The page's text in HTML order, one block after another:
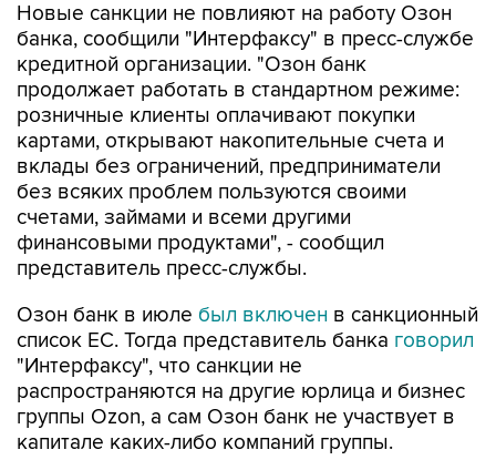
Новые санкции не повлияют на работу Озон
банка, сообщили "Интерфаксу" в пресс-службе
кредитной организации. "Озон банк
продолжает работать в стандартном режиме:
розничные клиенты оплачивают покупки
картами, открывают накопительные счета и
вклады без ограничений, предприниматели
без всяких проблем пользуются своими
счетами, займами и всеми другими
финансовыми продуктами", - сообщил
представитель пресс-службы.
Озон банк в июле был включен в санкционный
список ЕС. Тогда представитель банка говорил
"Интерфаксу", что санкции не
распространяются на другие юрлица и бизнес
группы Ozon, а сам Озон банк не участвует в
капитале каких-либо компаний группы.